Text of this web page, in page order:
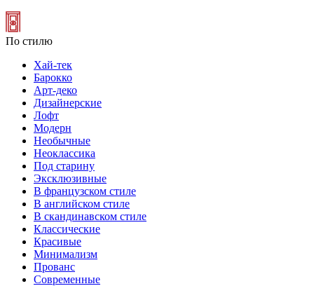
По стилю
Хай-тек
Барокко
Арт-деко
Дизайнерские
Лофт
Модерн
Необычные
Неоклассика
Под старину
Эксклюзивные
В французском стиле
В английском стиле
В скандинавском стиле
Классические
Красивые
Минимализм
Прованс
Современные